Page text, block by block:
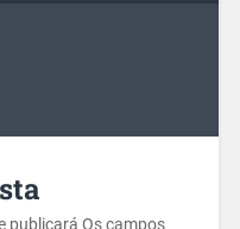
publicará Os campos